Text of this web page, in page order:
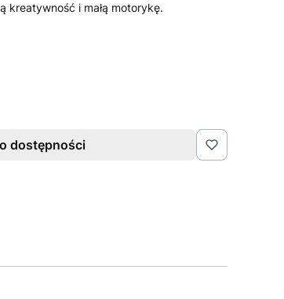
kreatywność i małą motorykę.
dostępności